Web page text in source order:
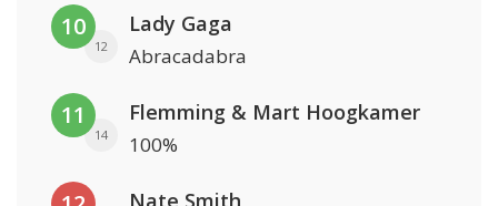
10
12
Lady Gaga
Abracadabra
11
14
Flemming & Mart Hoogkamer
100%